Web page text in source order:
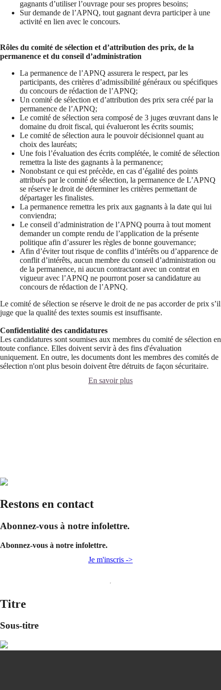
gagnants d’utiliser l’ouvrage pour ses propres besoins;
Sur demande de l’APNQ, tout gagnant devra participer à une
activité en lien avec le concours.
Rôles du comité de sélection et d’attribution des prix, de la
permanence et du conseil d’administration
La permanence de l’APNQ assurera le respect, par les
participants, des critères d’admissibilité généraux ou spécifiques
du concours de rédaction de l’APNQ;
Un comité de sélection et d’attribution des prix sera créé par la
permanence de l’APNQ;
Le comité de sélection sera composé de 3 juges œuvrant dans le
domaine du droit fiscal, qui évalueront les écrits soumis;
Le comité de sélection aura le pouvoir décisionnel quant au
choix des lauréats;
Une fois l’évaluation des écrits complétée, le comité de sélection
remettra la liste des gagnants à la permanence;
Nonobstant ce qui est précède, en cas d’égalité des points
attribués par le comité de sélection, la permanence de L’APNQ
se réserve le droit de déterminer les critères permettant de
départager les finalistes.
La permanence remettra les prix aux gagnants à la date qui lui
conviendra;
Le conseil d’administration de l’APNQ pourra à tout moment
demander un compte rendu de l’application de la présente
politique afin d’assurer les règles de bonne gouvernance;
Afin d’éviter tout risque de conflits d’intérêts ou d’apparence de
conflit d’intérêts, aucun membre du conseil d’administration ou
de la permanence, ni aucun contractant avec un contrat en
vigueur avec l’APNQ ne pourront poser sa candidature au
concours de rédaction de l’APNQ.
Le comité de sélection se réserve le droit de ne pas accorder de prix s’il
juge que la qualité des textes soumis est insuffisante.
Confidentialité des candidatures
Les candidatures sont soumises aux membres du comité de sélection en
toute confiance. Elles doivent servir à des fins d'évaluation
uniquement. En outre, les documents dont les membres des comités de
sélection n'ont plus besoin doivent être détruits de façon sécuritaire.
En savoir plus
Restons en contact
Abonnez-vous à notre infolettre.
Abonnez-vous à notre infolettre.
Je m'inscris ->
Titre
Sous-titre